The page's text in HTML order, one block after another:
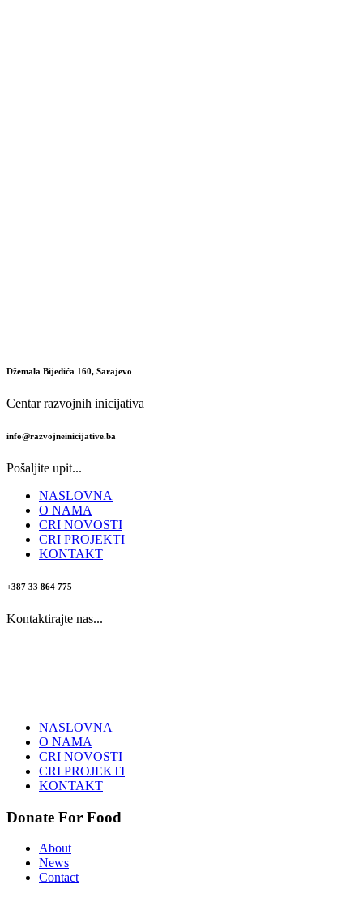
Džemala Bijedića 160, Sarajevo
Centar razvojnih inicijativa
info@razvojneinicijative.ba
Pošaljite upit...
NASLOVNA
O NAMA
CRI NOVOSTI
CRI PROJEKTI
KONTAKT
+387 33 864 775
Kontaktirajte nas...
NASLOVNA
O NAMA
CRI NOVOSTI
CRI PROJEKTI
KONTAKT
Donate For Food
About
News
Contact